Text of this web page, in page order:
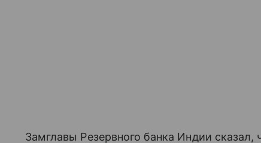
Замглавы Резервного банка Индии